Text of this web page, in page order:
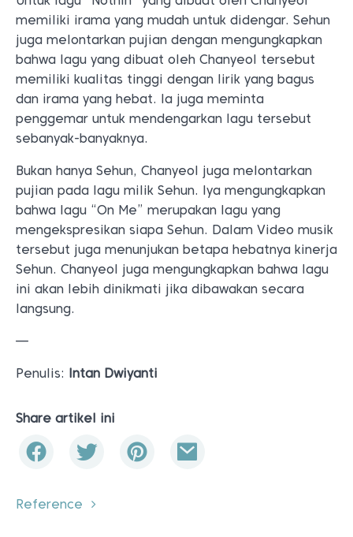
memiliki irama yang mudah untuk didengar. Sehun
juga melontarkan pujian dengan mengungkapkan
bahwa lagu yang dibuat oleh Chanyeol tersebut
memiliki kualitas tinggi dengan lirik yang bagus
dan irama yang hebat. Ia juga meminta
penggemar untuk mendengarkan lagu tersebut
sebanyak-banyaknya.
Bukan hanya Sehun, Chanyeol juga melontarkan
pujian pada lagu milik Sehun. Iya mengungkapkan
bahwa lagu “On Me” merupakan lagu yang
mengekspresikan siapa Sehun. Dalam Video musik
tersebut juga menunjukan betapa hebatnya kinerja
Sehun. Chanyeol juga mengungkapkan bahwa lagu
ini akan lebih dinikmati jika dibawakan secara
langsung.
—
Penulis: Intan Dwiyanti
Share artikel ini
Reference